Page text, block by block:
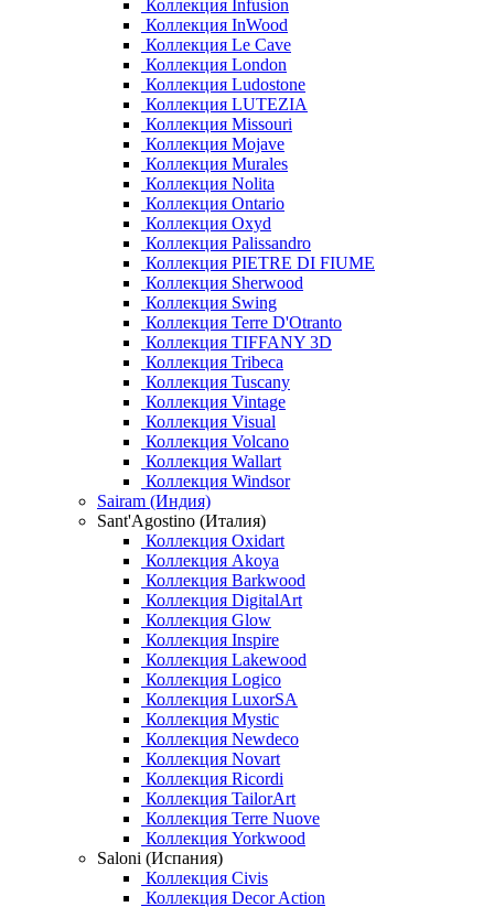
Коллекция Infusion
Коллекция InWood
Коллекция Le Cave
Коллекция London
Коллекция Ludostone
Коллекция LUTEZIA
Коллекция Missouri
Коллекция Mojave
Коллекция Murales
Коллекция Nolita
Коллекция Ontario
Коллекция Oxyd
Коллекция Palissandro
Коллекция PIETRE DI FIUME
Коллекция Sherwood
Коллекция Swing
Коллекция Terre D'Otranto
Коллекция TIFFANY 3D
Коллекция Tribeca
Коллекция Tuscany
Коллекция Vintage
Коллекция Visual
Коллекция Volcano
Коллекция Wallart
Коллекция Windsor
Sairam (Индия)
Sant'Agostino (Италия)
Коллекция Oxidart
Коллекция Akoya
Коллекция Barkwood
Коллекция DigitalArt
Коллекция Glow
Коллекция Inspire
Коллекция Lakewood
Коллекция Logico
Коллекция LuxorSA
Коллекция Mystic
Коллекция Newdeco
Коллекция Novart
Коллекция Ricordi
Коллекция TailorArt
Коллекция Terre Nuove
Коллекция Yorkwood
Saloni (Испания)
Коллекция Civis
Коллекция Decor Action